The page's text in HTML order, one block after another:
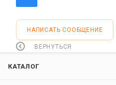
НАПИСАТЬ СООБЩЕНИЕ
ВЕРНУТЬСЯ
КАТАЛОГ